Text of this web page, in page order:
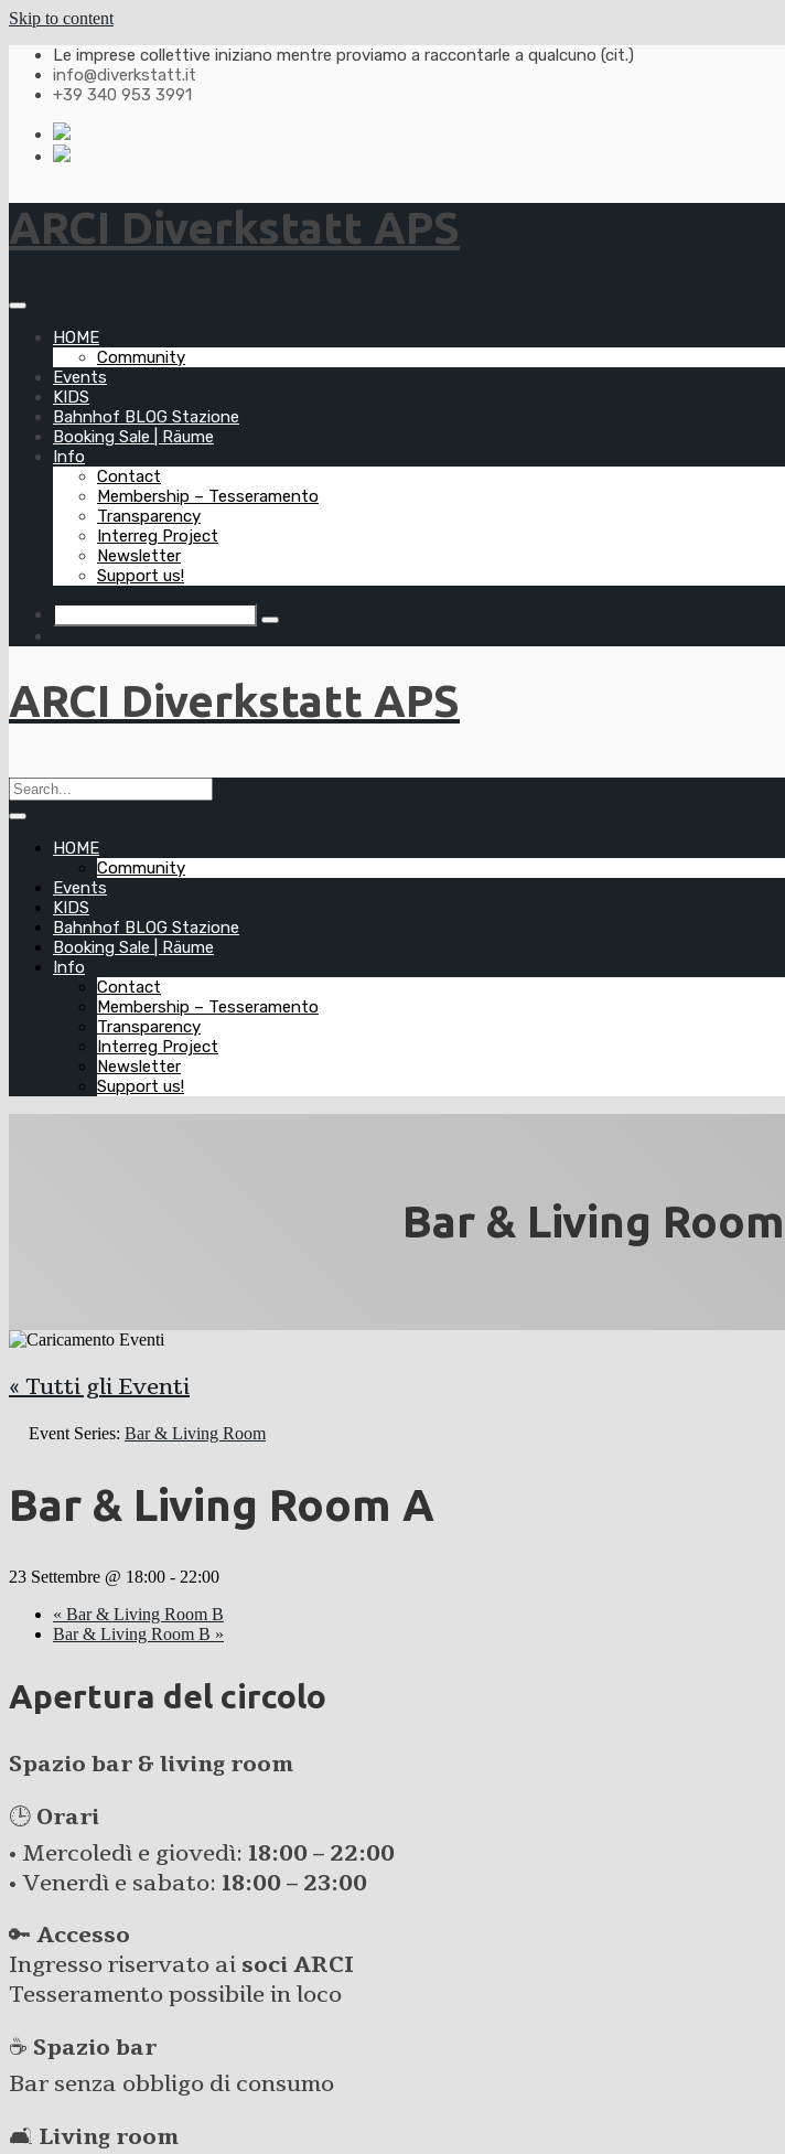
Skip to content
Le imprese collettive iniziano mentre proviamo a raccontarle a qualcuno (cit.)
info@diverkstatt.it
+39 340 953 3991
ARCI Diverkstatt APS
HOME
Community
Events
KIDS
Bahnhof BLOG Stazione
Booking Sale | Räume
Info
Contact
Membership – Tesseramento
Transparency
Interreg Project
Newsletter
Support us!
ARCI Diverkstatt APS
HOME
Community
Events
KIDS
Bahnhof BLOG Stazione
Booking Sale | Räume
Info
Contact
Membership – Tesseramento
Transparency
Interreg Project
Newsletter
Support us!
Bar & Living
« Tutti gli Eventi
Event Series: Bar & Living Room
Bar & Living Room A
23 Settembre @ 18:00 - 22:00
« Bar & Living Room B
Bar & Living Room B »
Apertura del circolo
Spazio bar & living room
🕒 Orari
• Mercoledì e giovedì: 18:00 – 22:00
• Venerdì e sabato: 18:00 – 23:00
🔑 Accesso
Ingresso riservato ai soci ARCI
Tesseramento possibile in loco
☕ Spazio bar
Bar senza obbligo di consumo
🛋️ Living room